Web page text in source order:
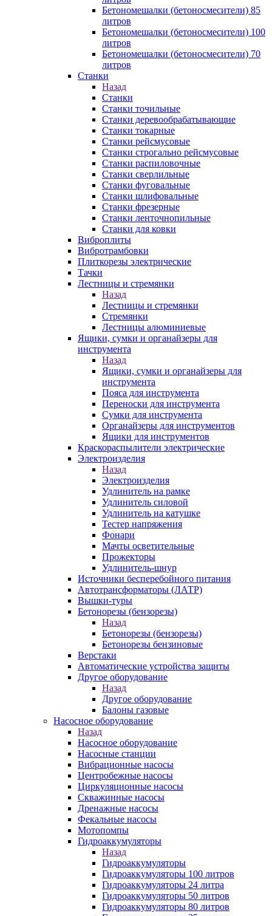
Бетономешалки (бетоносмесители) 85
литров
Бетономешалки (бетоносмесители) 100
литров
Бетономешалки (бетоносмесители) 70
литров
Станки
Назад
Станки
Станки точильные
Станки деревообрабатывающие
Станки токарные
Станки рейсмусовые
Станки строгально рейсмусовые
Станки распиловочные
Станки сверлильные
Станки фуговальные
Станки шлифовальные
Станки фрезерные
Станки ленточнопильные
Станки для ковки
Виброплиты
Вибротрамбовки
Плиткорезы электрические
Тачки
Лестницы и стремянки
Назад
Лестницы и стремянки
Стремянки
Лестницы алюминиевые
Ящики, сумки и органайзеры для
инструмента
Назад
Ящики, сумки и органайзеры для
инструмента
Пояса для инструмента
Переноски для инструмента
Сумки для инструмента
Органайзеры для инструментов
Ящики для инструментов
Краскораспылители электрические
Электроизделия
Назад
Электроизделия
Удлинитель на рамке
Удлинитель силовой
Удлинитель на катушке
Тестер напряжения
Фонари
Мачты осветительные
Прожекторы
Удлинитель-шнур
Источники бесперебойного питания
Автотрансформаторы (ЛАТР)
Вышки-туры
Бетонорезы (бензорезы)
Назад
Бетонорезы (бензорезы)
Бетонорезы бензиновые
Верстаки
Автоматические устройства защиты
Другое оборудование
Назад
Другое оборудование
Балоны газовые
Насосное оборудование
Назад
Насосное оборудование
Насосные станции
Вибрационные насосы
Центробежные насосы
Циркуляционные насосы
Скважинные насосы
Дренажные насосы
Фекальные насосы
Мотопомпы
Гидроаккумуляторы
Назад
Гидроаккумуляторы
Гидроаккумуляторы 100 литров
Гидроаккумуляторы 24 литра
Гидроаккумуляторы 50 литров
Гидроаккумуляторы 80 литров